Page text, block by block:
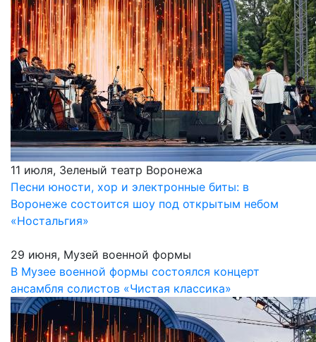
11 июля, Зеленый театр Воронежа
Песни юности, хор и электронные биты: в
Воронеже состоится шоу под открытым небом
«Ностальгия»
29 июня, Музей военной формы
В Музее военной формы состоялся концерт
ансамбля солистов «Чистая классика»